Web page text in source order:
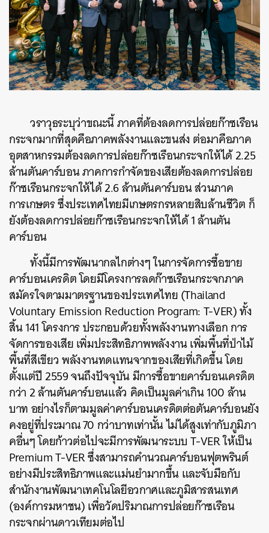
วราวุธระบุว่าขณะนี้ ภาคที่ต้องลดการปล่อยก๊าซเรือน
กระจกมากที่สุดคือภาคพลังงานและขนส่ง ต่อมาคือภาค
อุตสาหกรรมต้องลดการปล่อยก๊าซเรือนกระจกให้ได้ 2.25
ล้านตันคาร์บอน ภาคการกำจัดของเสียต้องลดการปล่อย
ก๊าซเรือนกระจกให้ได้ 2.6 ล้านตันคาร์บอน ส่วนภาค
การเกษตร ซึ่งประเทศไทยมีเกษตรกรหลายสิบล้านชีวิต ก็
ยังต้องลดการปล่อยก๊าซเรือนกระจกให้ได้ 1 ล้านตัน
คาร์บอน
ทั้งนี้มีการพัฒนากลไกต่างๆ ในการจัดการซื้อขาย
คาร์บอนเครดิต โดยมีโครงการลดก๊าซเรือนกระจกภาค
สมัครใจตามมาตรฐานของประเทศไทย (Thailand
Voluntary Emission Reduction Program: T-VER) ทั้ง
สิ้น 141 โครงการ ประกอบด้วยทั้งพลังงานทางเลือก การ
จัดการของเสีย เพิ่มประสิทธิภาพพลังงาน เพิ่มพื้นที่ป่าไม้
พื้นที่สีเขียว พลังงานทดแทนจากของเสียที่เกิดขึ้น โดย
ตั้งแต่ปี 2559 จนถึงปัจจุบัน มีการซื้อขายคาร์บอนเครดิต
กว่า 2 ล้านตันคาร์บอนแล้ว คิดเป็นมูลค่าเกิน 100 ล้าน
บาท อย่างไรก็ตามมูลค่าคาร์บอนเครดิตต่อตันคาร์บอนยัง
คงอยู่ที่ประมาณ 70 กว่าบาทเท่านั้น ไม่ได้สูงเท่ากับภูมิภา
คอื่นๆ โดยก้าวต่อไปจะมีการพัฒนาระบบ T-VER ให้เป็น
Premium T-VER ซึ่งสามารถคำนวณคาร์บอนฟุตพรินต์
อย่างมีประสิทธิภาพและแม่นยำมากขึ้น และจับมือกับ
สำนักงานพัฒนาเทคโนโลยีอวกาศและภูมิสารสนเทศ
(องค์การมหาชน) เพื่อวัดปริมาณการปล่อยก๊าซเรือน
กระจกผ่านดาวเทียมต่อไป